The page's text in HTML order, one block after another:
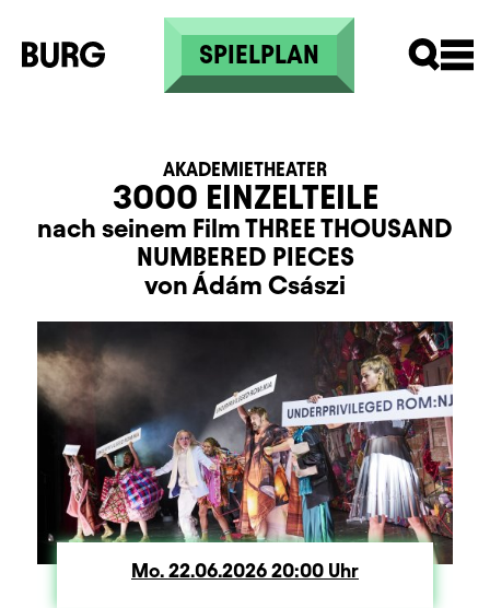
Direkt zum Inhalt
SPIELPLAN
3000 EINZELTEILE
AKADEMIETHEATER
nach seinem Film THREE THOUSAND
NUMBERED PIECES
von Ádám Császi
Mo. Montag
22.06.2026 20:00Uhr